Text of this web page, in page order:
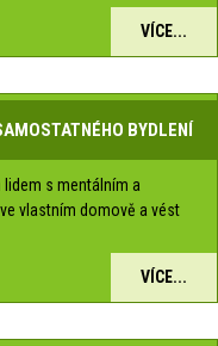
VÍCE...
BYDLENÍ
s mentálním a
vlastním domově a vést
VÍCE...